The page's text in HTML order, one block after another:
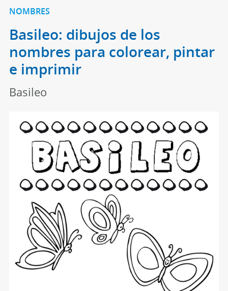
NOMBRES
Basileo: dibujos de los
nombres para colorear, pintar
e imprimir
Basileo